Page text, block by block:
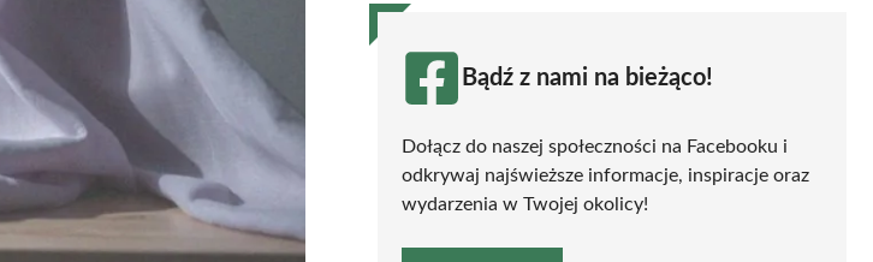
Bądź z nami na bieżąco!
Dołącz do naszej społeczności na Facebooku i
odkrywaj najświeższe informacje, inspiracje oraz
wydarzenia w Twojej okolicy!